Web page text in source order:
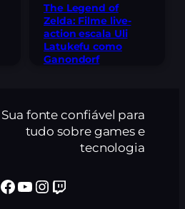
The Legend of
Zelda: Filme live-
action escala Uli
Latukefu como
Ganondorf
Sua fonte confiável para
tudo sobre games e
tecnologia
Facebook Youtube Instagram Twitch